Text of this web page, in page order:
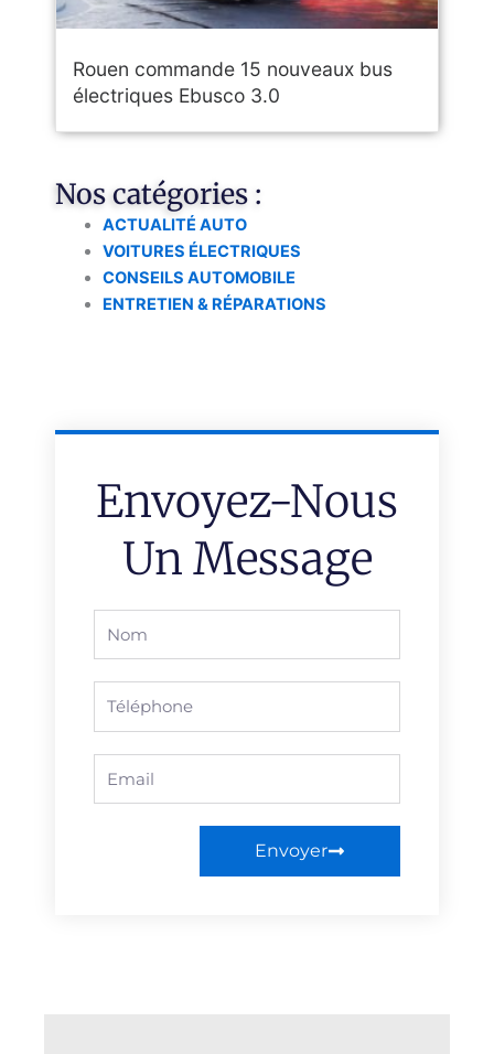
Rouen commande 15 nouveaux bus
électriques Ebusco 3.0
Nos catégories :
ACTUALITÉ AUTO
VOITURES ÉLECTRIQUES
CONSEILS AUTOMOBILE
ENTRETIEN & RÉPARATIONS
Envoyez-Nous
Un Message
Envoyer